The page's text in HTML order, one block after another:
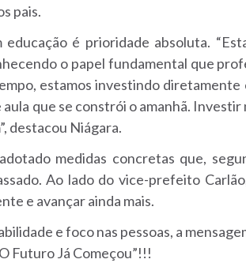
pais.
é prioridade absoluta.
o papel fundamental que
estamos investindo diretamente
que se constrói o amanhã. Investir
destacou Niágara.
medidas concretas que,
Ao lado do vice-prefeito
e avançar ainda mais.
e foco nas pessoas, a
Futuro Já Começou”!!!